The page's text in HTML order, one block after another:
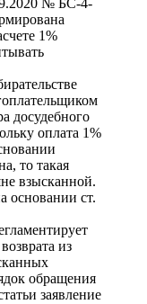
1%
досудебного
оплата 1%
то такая
взысканной.
основании ст.
из
обращения
заявление